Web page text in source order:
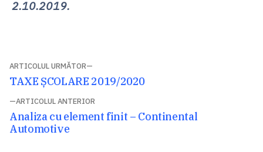
2.10.2019.
Navigare
în
articole
ARTICOLUL ANTERIOR
Articolul
anterior:
Analiza cu element finit – Continental
Automotive
ARTICOLUL URMĂTOR
Articolul
TAXE ȘCOLARE 2019/2020